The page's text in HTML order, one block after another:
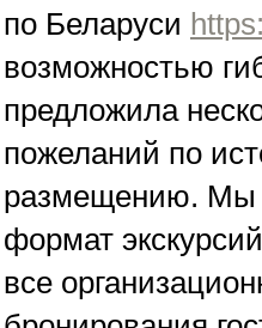
по Беларуси
возможностью
предложила
пожеланий по
размещению. Мы
формат
все